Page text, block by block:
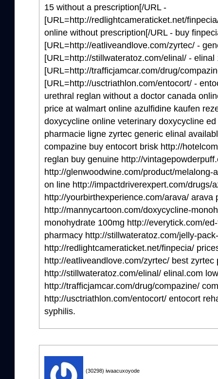
15 without a prescription[/URL -
[URL=http://redlightcameraticket.net/
online without prescription[/URL - buy
[URL=http://eatliveandlove.com/zyrtec/ -
[URL=http://stillwateratoz.com/elinal/ - elinal
[URL=http://trafficjamcar.com/drug/
[URL=http://usctriathlon.com/entocort/ -
urethral reglan without a doctor canada
price at walmart online azulfidine kaufen
doxycycline online veterinary doxycycline
pharmacie ligne zyrtec generic elinal
compazine buy entocort brisk http://
reglan buy genuine http://
http://glenwoodwine.com/product/melalong-
on line http://impactdriverexpert.com/drugs/
http://yourbirthexperience.com/arava/ arava
http://mannycartoon.com/doxycycline-
monohydrate 100mg http://everytick.com/
pharmacy http://stillwateratoz.com/jelly-
http://redlightcameraticket.net/finpecia/
http://eatliveandlove.com/zyrtec/ best zyrtec
http://stillwateratoz.com/elinal/ elinal.com
http://trafficjamcar.com/drug/compazine/
http://usctriathlon.com/entocort/ entocort
syphilis.
(30298) iwaacuxoyode